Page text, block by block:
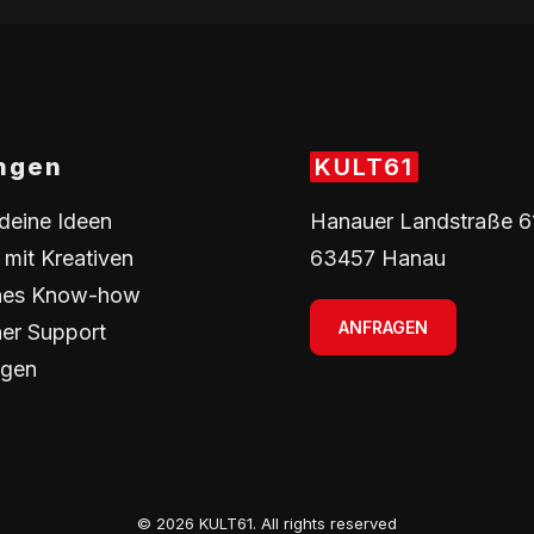
Ideen
Kreativen
Know-how
Support
KULT61
Hanauer Landstraße
63457 Hanau
ANFRAGEN
© 2026 KULT61. All rights reserved